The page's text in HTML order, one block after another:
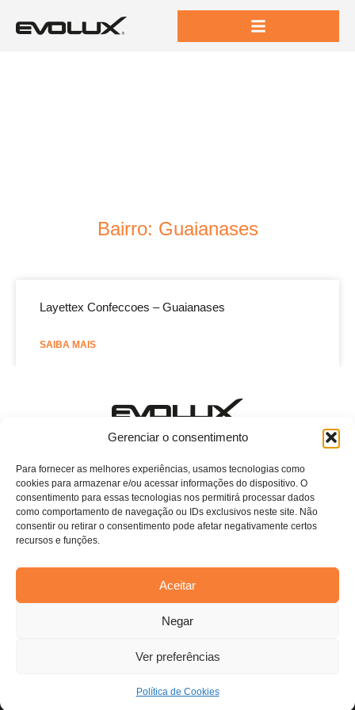
Gerenciar o consentimento
Para fornecer as melhores experiências, usamos tecnologias como
cookies para armazenar e/ou acessar informações do dispositivo. O
consentimento para essas tecnologias nos permitirá processar dados
como comportamento de navegação ou IDs exclusivos neste site. Não
consentir ou retirar o consentimento pode afetar negativamente certos
recursos e funções.
Aceitar
Negar
Ver preferências
Política de Cookies
Bairro: Guaianases
Layettex Confeccoes – Guaianases
SAIBA MAIS
Telefone: (11) 2081-7750 ramal 115
Home
Sobre Nós
Blog
Contato
Todos os direitos reservados. Anfi Lab Marketing
Estamos usando cookies para oferecer a você a melhor
configurações.